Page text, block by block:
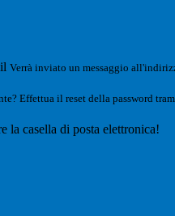
Verrà inviato un messaggio
Effettua il reset della password
la casella di posta elettronica!